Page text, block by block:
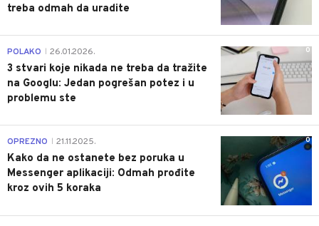
treba odmah da uradite
0
POLAKO 26.01.2026.
3 stvari koje nikada ne treba da tražite
na Googlu: Jedan pogrešan potez i u
problemu ste
0
OPREZNO 21.11.2025.
Kako da ne ostanete bez poruka u
Messenger aplikaciji: Odmah prođite
kroz ovih 5 koraka